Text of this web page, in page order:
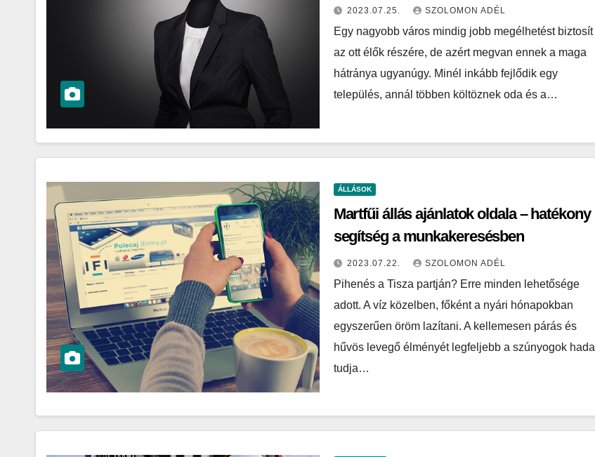
2023.07.25. SZOLOMON ADÉL
Egy nagyobb város mindig jobb megélhetést biztosít
az ott élők részére, de azért megvan ennek a maga
hátránya ugyanúgy. Minél inkább fejlődik egy
település, annál többen költöznek oda és a…
ÁLLÁSOK
Martfűi állás ajánlatok oldala – hatékony
segítség a munkakeresésben
2023.07.22. SZOLOMON ADÉL
Pihenés a Tisza partján? Erre minden lehetősége
adott. A víz közelben, főként a nyári hónapokban
egyszerűen öröm lazítani. A kellemesen párás és
hűvös levegő élményét legfeljebb a szúnyogok hada
tudja…